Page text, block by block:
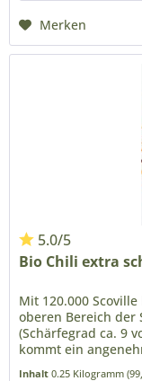
Merken
5.0/5
Bio Chili extra
Mit 120.000
oberen Bereich der
(Schärfegrad ca. 9
kommt ein
Inhalt0.25 Kilogramm